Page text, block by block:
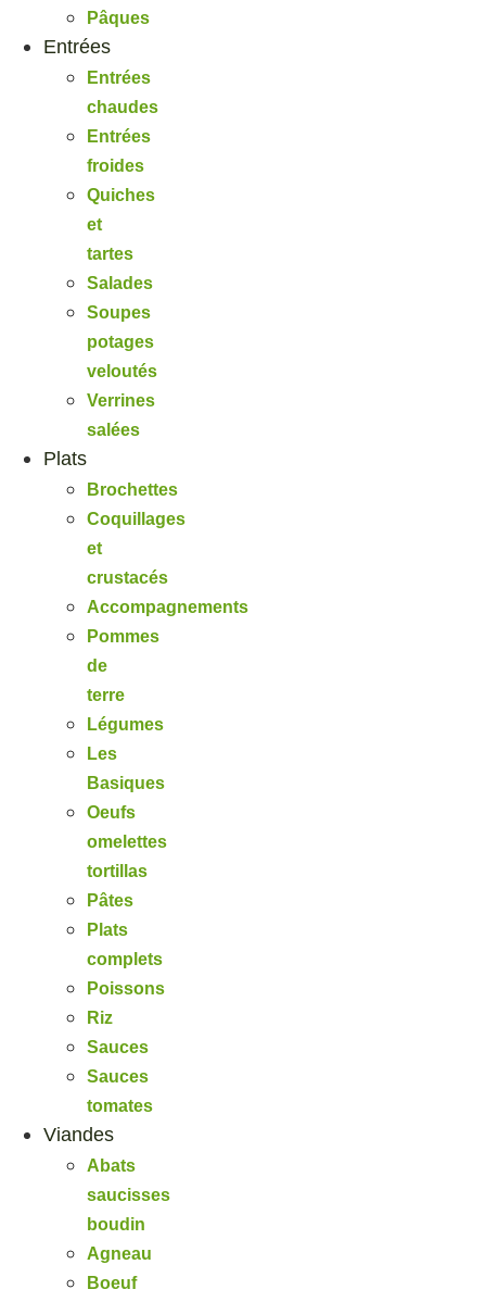
Pâques
Entrées
Entrées
chaudes
Entrées
froides
Quiches
et
tartes
Salades
Soupes
potages
veloutés
Verrines
salées
Plats
Brochettes
Coquillages
et
crustacés
Accompagnements
Pommes
de
terre
Légumes
Les
Basiques
Oeufs
omelettes
tortillas
Pâtes
Plats
complets
Poissons
Riz
Sauces
Sauces
tomates
Viandes
Abats
saucisses
boudin
Agneau
Boeuf